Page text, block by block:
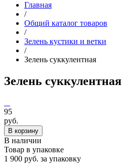
Главная
/
Общий каталог товаров
/
Зелень кустики и ветки
/
Зелень суккулентная
Зелень суккулентная
95
руб.
В корзину
В наличии
Товар в упаковке
1 900 руб. за упаковку